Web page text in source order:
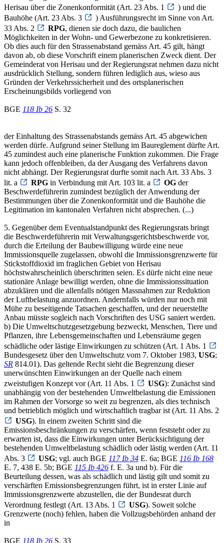
Herisau über die Zonenkonformität (Art. 23 Abs. 1
) und die
Bauhöhe (Art. 23 Abs. 3
) Ausführungsrecht im Sinne von Art.
33 Abs. 2
RPG, dienen sie doch dazu, die baulichen
Möglichkeiten in der Wohn- und Gewerbezone zu konkretisieren.
Ob dies auch für den Strassenabstand gemäss Art. 45 gilt, hängt
davon ab, ob diese Vorschrift einem planerischen Zweck dient. Der
Gemeinderat von Herisau und der Regierungsrat nehmen dazu nicht
ausdrücklich Stellung, sondern führen lediglich aus, wieso aus
Gründen der Verkehrssicherheit und des ortsplanerischen
Erscheinungsbilds vorliegend von
BGE 118 Ib 26 S. 32
der Einhaltung des Strassenabstands gemäss Art. 45 abgewichen
werden dürfe. Aufgrund seiner Stellung im Baureglement dürfte Art.
45 zumindest auch eine planerische Funktion zukommen. Die Frage
kann jedoch offenbleiben, da der Ausgang des Verfahrens davon
nicht abhängt. Der Regierungsrat durfte somit nach Art. 33 Abs. 3
lit. a
RPG in Verbindung mit Art. 103 lit. a OG der
Beschwerdeführerin zumindest bezüglich der Anwendung der
Bestimmungen über die Zonenkonformität und die Bauhöhe die
Legitimation im kantonalen Verfahren nicht absprechen. (...)
5. Gegenüber dem Eventualstandpunkt des Regierungsrats bringt
die Beschwerdeführerin mit Verwaltungsgerichtsbeschwerde vor,
durch die Erteilung der Baubewilligung würde eine neue
Immissionsquelle zugelassen, obwohl die Immissionsgrenzwerte für
Stickstoffdioxid im fraglichen Gebiet von Herisau
höchstwahrscheinlich überschritten seien. Es dürfe nicht eine neue
stationäre Anlage bewilligt werden, ohne die Immissionssituation
abzuklären und die allenfalls nötigen Massnahmen zur Reduktion
der Luftbelastung anzuordnen. Andernfalls würden nur noch mit
Mühe zu beseitigende Tatsachen geschaffen, und der neuerstellte
Anbau müsste sogleich nach Vorschriften des USG saniert werden.
b) Die Umweltschutzgesetzgebung bezweckt, Menschen, Tiere und
Pflanzen, ihre Lebensgemeinschaften und Lebensräume gegen
schädliche oder lästige Einwirkungen zu schützen (Art. 1 Abs. 1
Bundesgesetz über den Umweltschutz vom 7. Oktober 1983, USG;
SR 814.01). Das geltende Recht sieht die Begrenzung dieser
unerwünschten Einwirkungen an der Quelle nach einem
zweistufigen Konzept vor (Art. 11 Abs. 1
USG): Zunächst sind
unabhängig von der bestehenden Umweltbelastung die Emissionen
im Rahmen der Vorsorge so weit zu begrenzen, als dies technisch
und betrieblich möglich und wirtschaftlich tragbar ist (Art. 11 Abs. 2
USG). In einem zweiten Schritt sind die
Emissionsbeschränkungen zu verschärfen, wenn feststeht oder zu
erwarten ist, dass die Einwirkungen unter Berücksichtigung der
bestehenden Umweltbelastung schädlich oder lästig werden (Art. 11
Abs. 3
USG; vgl. auch BGE 117 Ib 34 E. 6a; BGE 116 Ib 168
E. 7, 438 E. 5b; BGE 115 Ib 426 f. E. 3a und b). Für die
Beurteilung dessen, was als schädlich und lästig gilt und somit zu
verschärften Emissionsbegrenzungen führt, ist in erster Linie auf
Immissionsgrenzwerte abzustellen, die der Bundesrat durch
Verordnung festlegt (Art. 13 Abs. 1
USG). Soweit solche
Grenzwerte (noch) fehlen, haben die Vollzugsbehörden anhand der
in
BGE 118 Ib 26 S. 33